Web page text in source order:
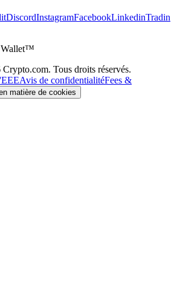
DiscordInstagramFacebookLinkedinTradin
Wallet™
Tous droits réservés.
Avis de confidentialitéFees &
matière de cookies